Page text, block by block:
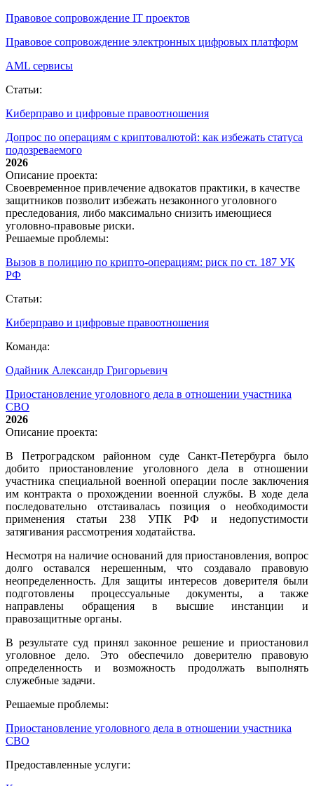
Правовое сопровождение IT проектов
Правовое сопровождение электронных цифровых платформ
AML сервисы
Статьи:
Киберправо и цифровые правоотношения
Допрос по операциям с криптовалютой: как избежать статуса
подозреваемого
2026
Описание проекта:
Своевременное привлечение адвокатов практики, в качестве
защитников позволит избежать незаконного уголовного
преследования, либо максимально снизить имеющиеся
уголовно-правовые риски.
Решаемые проблемы:
Вызов в полицию по крипто‑операциям: риск по ст. 187 УК
РФ
Статьи:
Киберправо и цифровые правоотношения
Команда:
Одайник Александр Григорьевич
Приостановление уголовного дела в отношении участника
СВО
2026
Описание проекта:
В Петроградском районном суде Санкт-Петербурга было
добито приостановление уголовного дела в отношении
участника специальной военной операции после заключения
им контракта о прохождении военной службы. В ходе дела
последовательно отстаивалась позиция о необходимости
применения статьи 238 УПК РФ и недопустимости
затягивания рассмотрения ходатайства.
Несмотря на наличие оснований для приостановления, вопрос
долго оставался нерешенным, что создавало правовую
неопределенность. Для защиты интересов доверителя были
подготовлены процессуальные документы, а также
направлены обращения в высшие инстанции и
правозащитные органы.
В результате суд принял законное решение и приостановил
уголовное дело. Это обеспечило доверителю правовую
определенность и возможность продолжать выполнять
служебные задачи.
Решаемые проблемы:
Приостановление уголовного дела в отношении участника
СВО
Предоставленные услуги: